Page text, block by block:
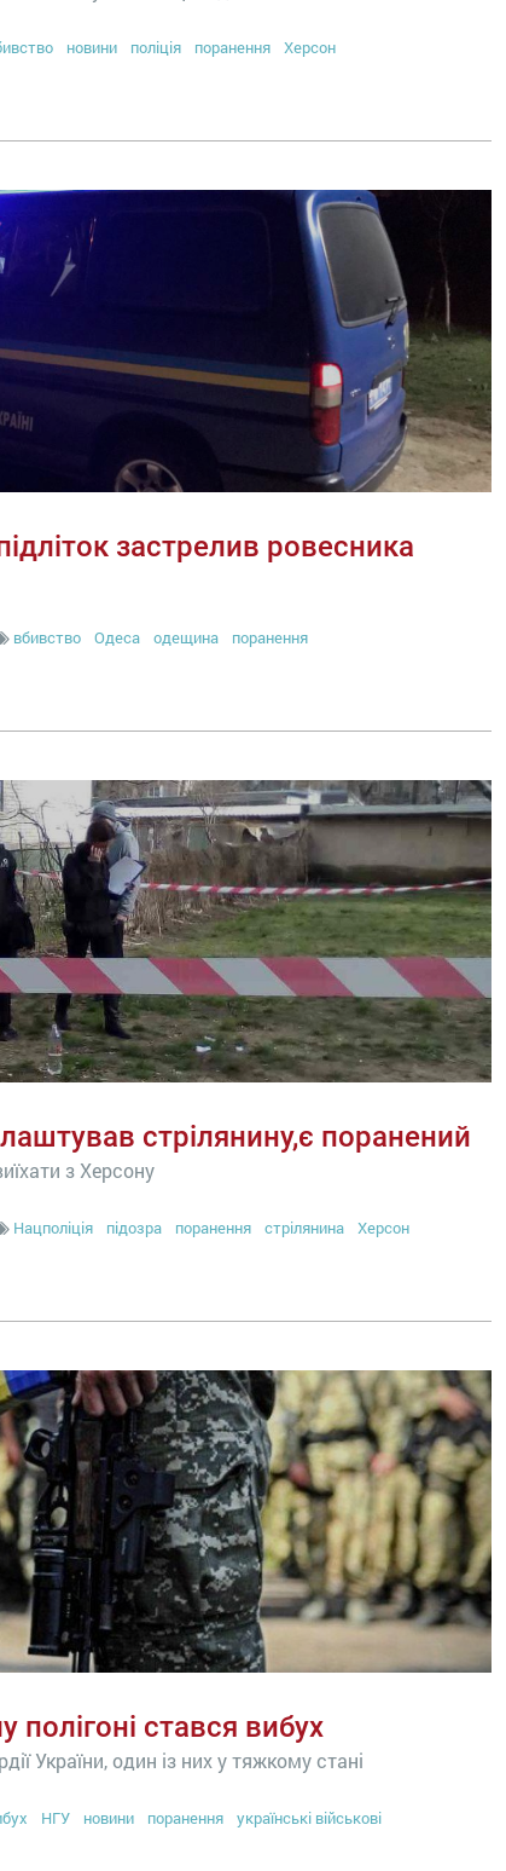
новини поліція поранення Херсон
застрелив ровесника
вбивство Одеса одещина поранення
стрілянину,є поранений
з Херсону
Нацполіція підозра поранення стрілянина Херсон
стався вибух
України, один із них у тяжкому стані
НГУ новини поранення українські військові